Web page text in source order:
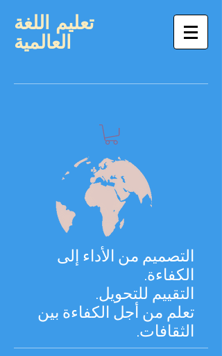
تعليم اللغة
العالمية
التصميم من الأداء إلى
الكفاءة.
التقييم للتحويل.
تعلم من أجل الكفاءة بين
الثقافات.